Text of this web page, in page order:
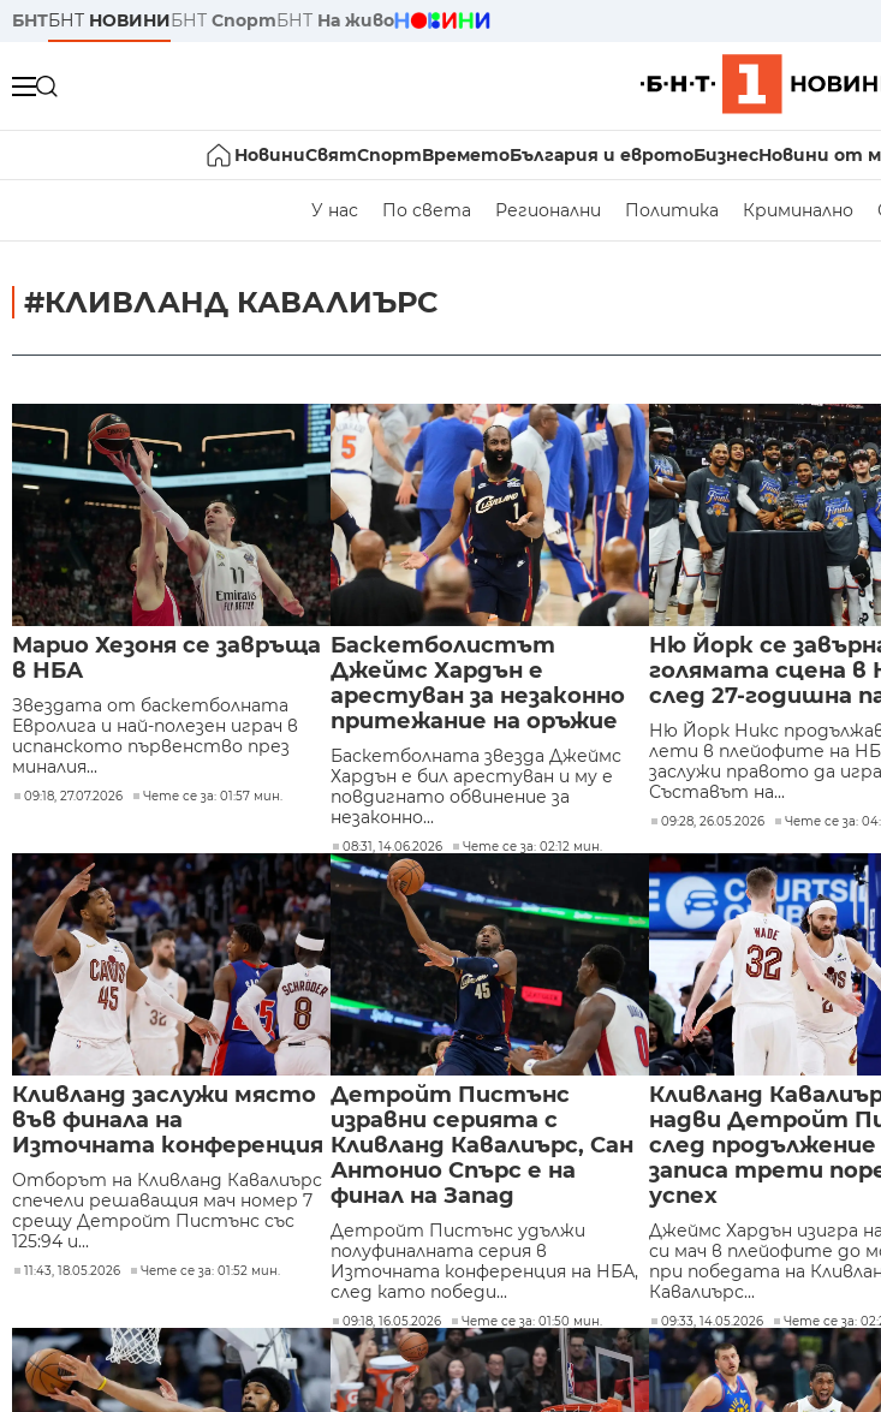
БНТБНТ НОВИНИБНТ СпортБНТ На живо
НовиниСвятСпортВреметоБългария и евротоБизнесНовини от
У нас По света Регионални Политика Криминално
#КЛИВЛАНД КАВАЛИЪРС
Марио Хезоня се завръща
в НБА
Звездата от баскетболната
Евролига и най-полезен играч в
испанското първенство през
миналия...
09:18, 27.07.2026 Чете се за: 01:57 мин.
Баскетболистът
Джеймс Хардън е
арестуван за незаконно
притежание на оръжие
Баскетболната звезда Джеймс
Хардън е бил арестуван и му е
повдигнато обвинение за
незаконно...
08:31, 14.06.2026 Чете се за: 02:12 мин.
Ню Йорк се
голямата сцена в
след 27-годишна
Ню Йорк Никс
лети в плейофите на
заслужи правото да
Съставът на...
09:28, 26.05.2026 Чете се за:
Кливланд заслужи място
във финала на
Източната конференция
Отборът на Кливланд Кавалиърс
спечели решаващия мач номер 7
срещу Детройт Пистънс със
125:94 и...
11:43, 18.05.2026 Чете се за: 01:52 мин.
Детройт Пистънс
изравни серията с
Кливланд Кавалиърс, Сан
Антонио Спърс е на
финал на Запад
Детройт Пистънс удължи
полуфиналната серия в
Източната конференция на НБА,
след като победи...
09:18, 16.05.2026 Чете се за: 01:50 мин.
Кливланд
надви Детройт
след продължение
записа трети
успех
Джеймс Хардън изигра
си мач в плейофите до
при победата на
Кавалиърс...
09:33, 14.05.2026 Чете се за: